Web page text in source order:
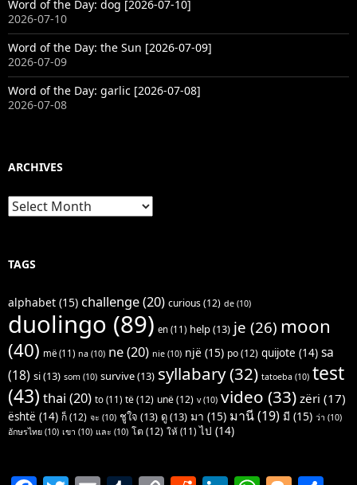
Word of the Day: dog [2026-07-10]
2026-07-10
Word of the Day: the Sun [2026-07-09]
2026-07-09
Word of the Day: garlic [2026-07-08]
2026-07-08
ARCHIVES
Archives
TAGS
alphabet (15) challenge(20) curious(12) de (10)
duolingo (89) en (11) help(13) je (26) moon
(40) më (11) na (10) ne(20) nie (10) një (15) po(12) quijote (14) sa
(18) si(13) som (10) survive(13) syllabary(32) tatoeba (10) test
(43) thai (20) to (11) të(12) unë(12) v(10) video (33) zëri (17)
është (14) ก็(12) จะ (10) ชูใจ (13) ดู(13) มา (15) มานี(19) มี (15) ว่า (10)
อักษรไทย (10) เขา (10) และ (10) โต (12) ให้ (11) ไป (14)